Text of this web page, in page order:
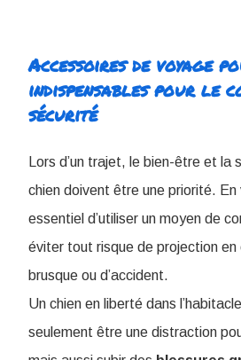
Accessoires de voyage
indispensables pour le
sécurité
Lors d’un trajet, le bien-être et la
chien doivent être une priorité.
essentiel d’utiliser un moyen de
éviter tout risque de projection en
brusque ou d’accident.
Un chien en liberté dans
seulement être une distraction